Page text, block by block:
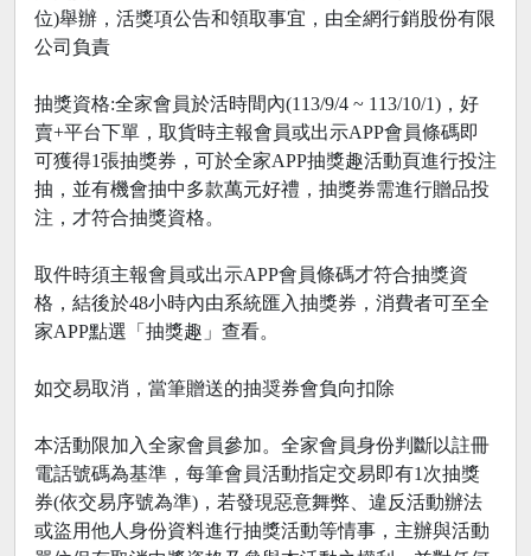
位)舉辦，活獎項公告和領取事宜，由全網行銷股份有限
公司負責
抽獎資格:全家會員於活時間內(113/9/4 ~ 113/10/1)，好
賣+平台下單，取貨時主報會員或出示APP會員條碼即
可獲得1張抽獎券，可於全家APP抽獎趣活動頁進行投注
抽，並有機會抽中多款萬元好禮，抽獎券需進行贈品投
注，才符合抽獎資格。
取件時須主報會員或出示APP會員條碼才符合抽獎資
格，結後於48小時內由系統匯入抽獎券，消費者可至全
家APP點選「抽獎趣」查看。
如交易取消，當筆贈送的抽奨券會負向扣除
本活動限加入全家會員參加。全家會員身份判斷以註冊
電話號碼為基準，每筆會員活動指定交易即有1次抽獎
券(依交易序號為準)，若發現惡意舞弊、違反活動辦法
或盜用他人身份資料進行抽獎活動等情事，主辦與活動